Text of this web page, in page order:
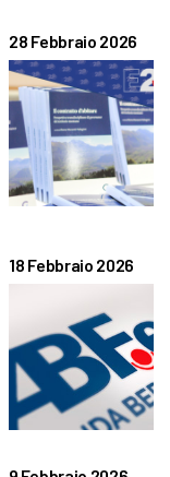
28 Febbraio 2026
18 Febbraio 2026